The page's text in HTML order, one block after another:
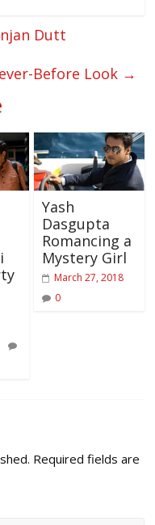
Dutt
Before Look →
Yash
Dasgupta
Romancing a
Mystery Girl
March 27, 2018
0
Required fields are